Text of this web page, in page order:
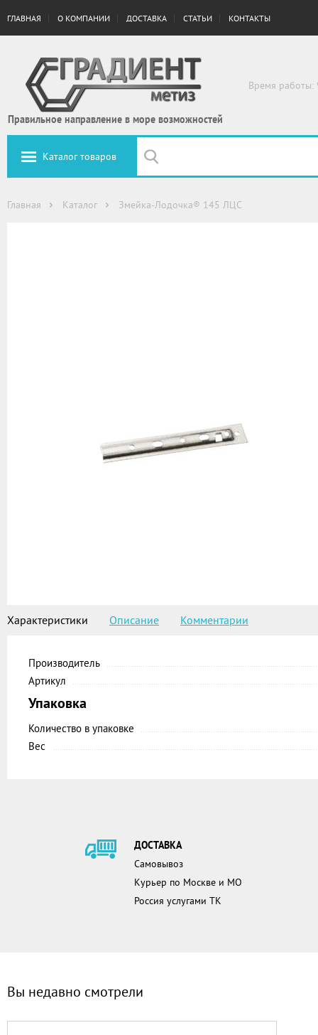
ГЛАВНАЯ О КОМПАНИИ ДОСТАВКА СТАТЬИ КОНТАКТЫ
Правильное направление в море возможностей
Время работы:
Каталог товаров
Главная Каталог Змейка-Лодочка® 145 ЛЦС
Характеристики Описание Комментарии
Производитель
Артикул
Упаковка
Количество в упаковке
Вес
ДОСТАВКА
Самовывоз
Курьер по Москве и МО
Россия услугами ТК
Вы недавно смотрели